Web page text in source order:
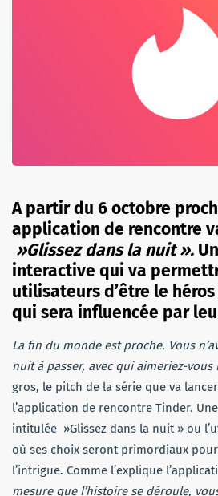
A partir du 6 octobre
application de rencontre
»Glissez dans la nuit ».
interactive qui va
utilisateurs d’être le
qui sera influencée par
La fin du monde est proche. Vous
nuit à passer, avec qui aimeriez-vous
gros, le pitch de la série que va
l’application de rencontre Tinder.
intitulée »Glissez dans la nuit » ou
où ses choix seront primordiaux
l’intrigue. Comme l’explique
mesure que l’histoire se déroule,